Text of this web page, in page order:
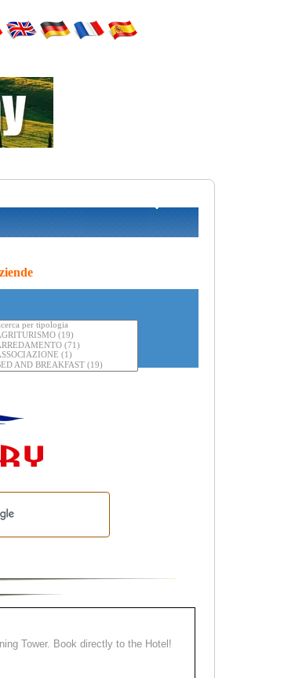
Tower. Book directly to the Hotel!